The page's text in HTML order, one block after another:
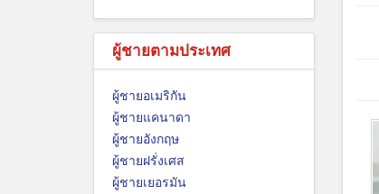
ผู้ชายตามประเทศ
ผู้ชายอเมริกัน
ผู้ชายแคนาดา
ผู้ชายอังกฤษ
ผู้ชายฝรั่งเศส
ผู้ชายเยอรมัน